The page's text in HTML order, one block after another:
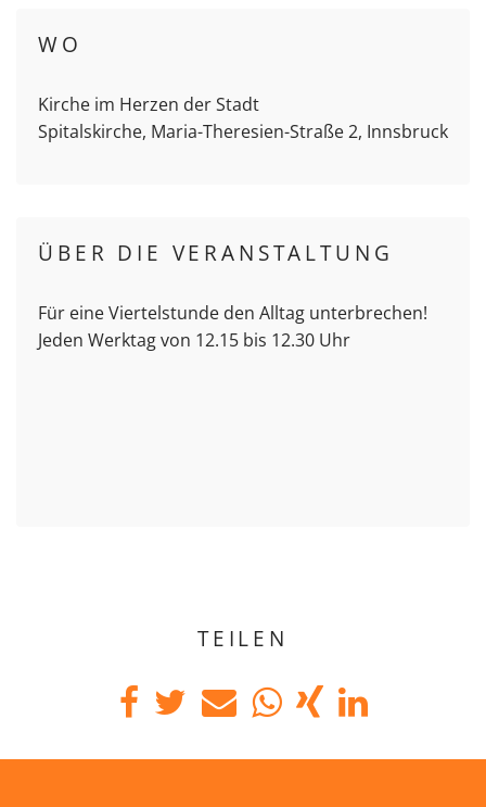
WO
Kirche im Herzen der Stadt
Spitalskirche, Maria-Theresien-Straße 2, Innsbruck
ÜBER DIE VERANSTALTUNG
Für eine Viertelstunde den Alltag unterbrechen!
Jeden Werktag von 12.15 bis 12.30 Uhr
TEILEN